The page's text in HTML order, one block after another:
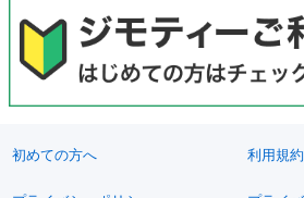
初めての方へ 利用規約